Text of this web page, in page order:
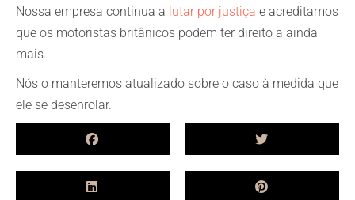
Nossa empresa continua a lutar por justiça e acreditamos
que os motoristas britânicos podem ter direito a ainda
mais.
Nós o manteremos atualizado sobre o caso à medida que
ele se desenrolar.